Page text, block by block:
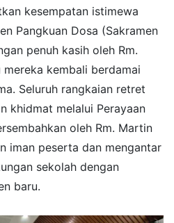
kesempatan istimewa
Pangkuan Dosa (Sakramen
penuh kasih oleh Rm.
mereka kembali berdamai
Seluruh rangkaian retret
khidmat melalui Perayaan
oleh Rm. Martin
iman peserta dan mengantar
sekolah dengan
baru.